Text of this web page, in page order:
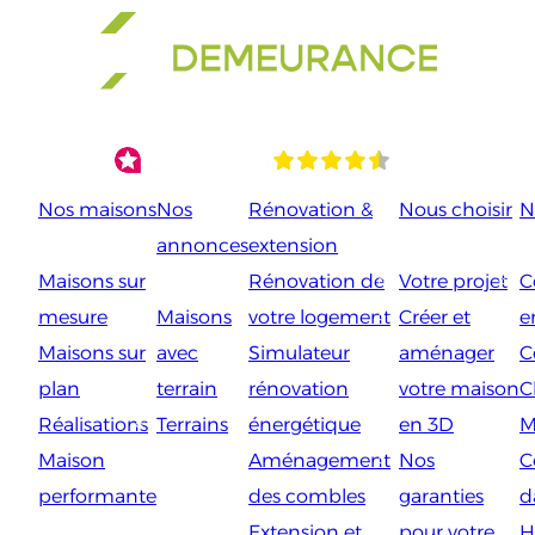
Nos maisons
Maisons sur
mesure
Maisons sur
plan
Réalisations
Maison
performante
Nos
annonces
Maisons
avec
terrain
Terrains
Rénovation &
extension
Rénovation de
votre logement
Simulateur
rénovation
énergétique
Aménagement
des combles
Nous choisir
Votre projet
Créer et
aménager
votre maison
en 3D
Nos
garanties